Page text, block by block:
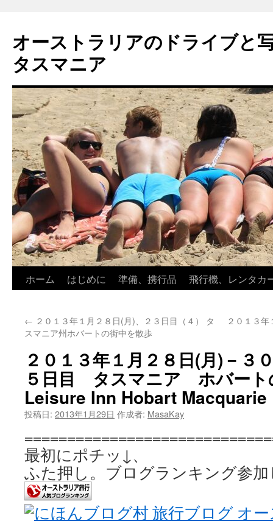
テ
ン
ツ
へ
キ
ッ
プ
オーストラリアのドライブと
タスマニア
ホーム はじめに 準備、携行品 飛行機、レンタカ
← ２０１３年１月２８日(月)、２３日目（４） タ
スマニア州ホバートの街中を散歩
２０１３
２０１３年１月２８日(月)－３
５日目 タスマニア ホバー
Leisure Inn Hobart Macquarie
投稿日: 2013年1月29日 作成者: MasaKay
最初にポチッ↓、
ふた押し。ブログランキング参